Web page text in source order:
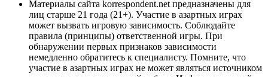
Материалы сайта korrespondent.net предназначены для
лиц старше 21 года (21+). Участие в азартных играх
может вызвать игровую зависимость. Соблюдайте
правила (принципы) ответственной игры. При
обнаружении первых признаков зависимости
немедленно обратитесь к специалисту. Помните, что
участие в азартных играх не может являться источником